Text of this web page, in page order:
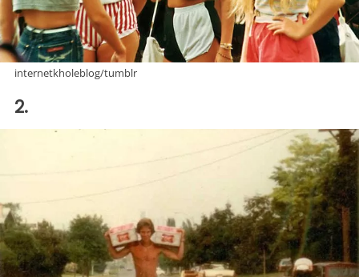
internetkholeblog/tumblr
2.